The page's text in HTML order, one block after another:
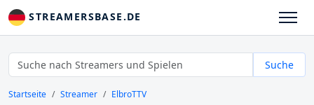
STREAMERSBASE.DE
Suche
Startseite Streamer ElbroTTV